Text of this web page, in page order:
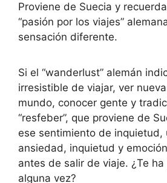
Proviene de Suecia y
“pasión por los viajes”
sensación diferente.
Si el “wanderlust” alemán
irresistible de viajar, ver
mundo, conocer gente y
“resfeber”, que proviene de
ese sentimiento de inquietud,
ansiedad, inquietud y
antes de salir de viaje. ¿Te
alguna vez?